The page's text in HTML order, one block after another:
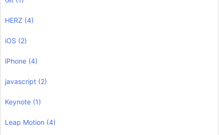
HERZ (4)
iOS (2)
iPhone (4)
javascript (2)
Keynote (1)
Leap Motion (4)